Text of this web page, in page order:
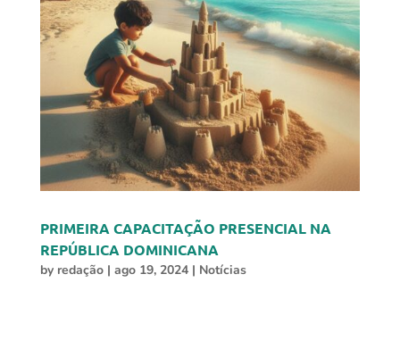
PRIMEIRA CAPACITAÇÃO PRESENCIAL NA
REPÚBLICA DOMINICANA
by redação| ago 19, 2024| Notícias